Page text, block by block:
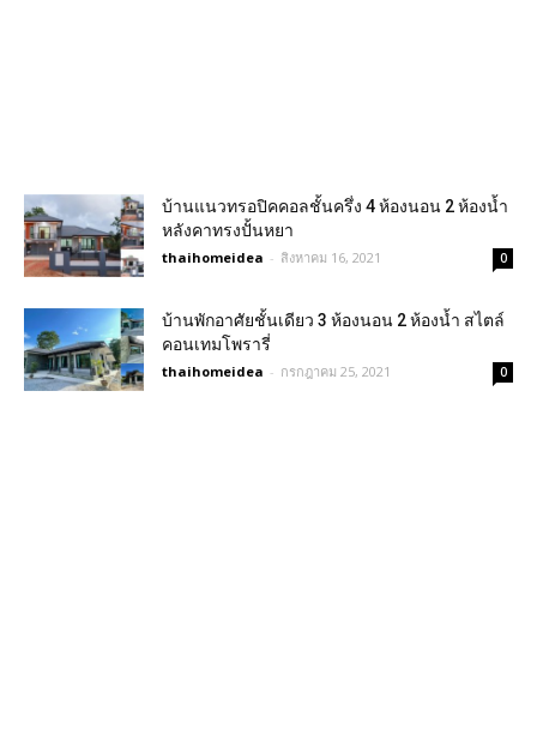
บ้านแนวทรอปิคคอลชั้นครึ่ง 4 ห้องนอน 2 ห้องน้ำ
หลังคาทรงปั้นหยา
thaihomeidea - สิงหาคม 16, 2021 0
บ้านพักอาศัยชั้นเดียว 3 ห้องนอน 2 ห้องน้ำ สไตล์
คอนเทมโพรารี่
thaihomeidea - กรกฎาคม 25, 2021 0